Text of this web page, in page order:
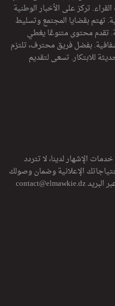
تركز على الأخبار الوطنية
تهتم بقضايا المجتمع وتسليط
تقدم محتوى متنوعًا يغطي
بفضل فريق محترف، تلتزم
للابتكار. تسعى لتقديم
الإشهار لدينا، لا تتردد
الإعلانية وضمان وصولك
البريدcontact@elmawkie.dz